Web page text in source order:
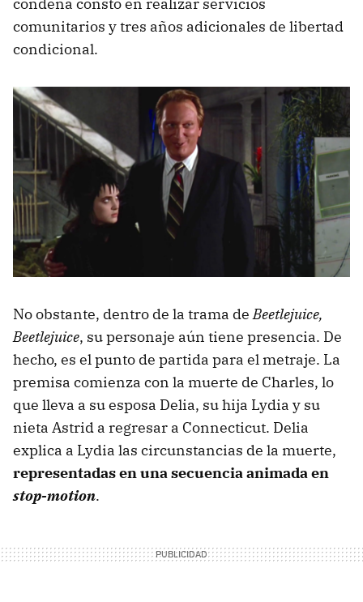
condena constó en realizar servicios
comunitarios y tres años adicionales de libertad
condicional.
No obstante, dentro de la trama deBeetlejuice,
Beetlejuice, su personaje aún tiene presencia. De
hecho, es el punto de partida para el metraje. La
premisa comienza con la muerte de Charles, lo
que lleva a su esposa Delia, su hija Lydia y su
nieta Astrid a regresar a Connecticut. Delia
explica a Lydia las circunstancias de la muerte,
representadas en una secuencia animada en
stop-motion.